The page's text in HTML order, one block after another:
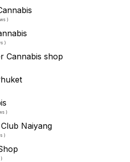
)
)
Cannabis shop
)
Naiyang
)